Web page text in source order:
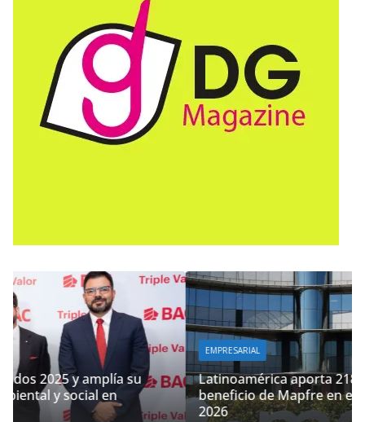
EMPRESARIAL
Latinoamérica aporta 218 millones de euros al
beneficio de Mapfre en el primer semestre de
2026